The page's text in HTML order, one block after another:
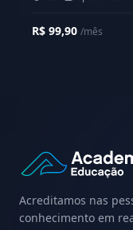
R$ 99,90 /mês
Acreditamos nas
conhecimento em